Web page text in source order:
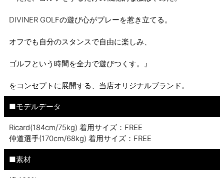
DIVINER GOLFの遊び心がプレーを惹き立てる。
オフでも自分のスタンスで自由に楽しみ、
ゴルフという時間を全力で遊びつくす。』
をコンセプトに展開する、当店オリジナルブランド。
■モデルデータ
Ricard(184cm/75kg) 着用サイズ：FREE
仲道選手(170cm/68kg) 着用サイズ：FREE
■素材